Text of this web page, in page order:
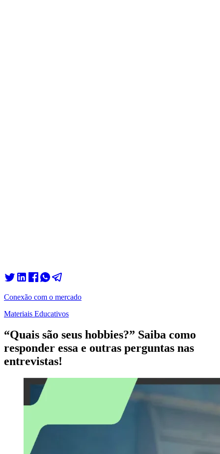
Conexão com o mercado
Materiais Educativos
“Quais são seus hobbies?” Saiba como
responder essa e outras perguntas nas
entrevistas!